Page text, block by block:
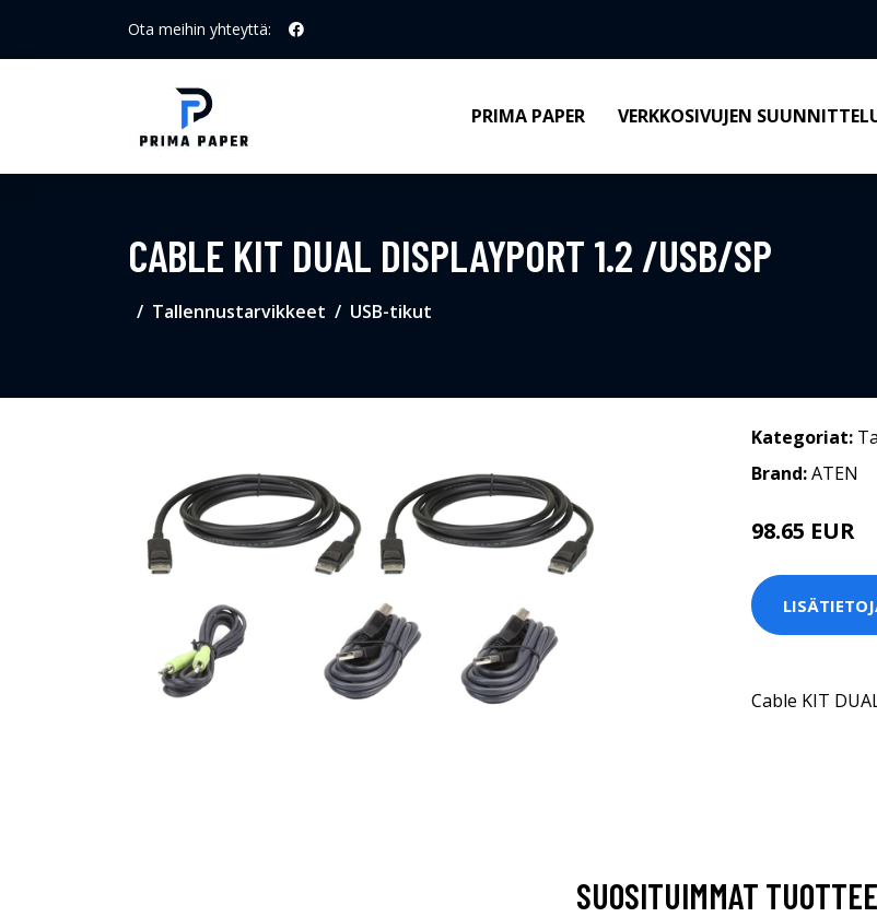
Ota meihin yhteyttä:
PRIMA PAPER VERKKOSIVUJEN
CABLE KIT DUAL DISPLAYPORT 1.2 /USB/SP
Tallennustarvikkeet USB-tikut
Kategoriat:
Brand:ATEN
98.65 EUR
Cable KIT
SUOSITUIMMAT